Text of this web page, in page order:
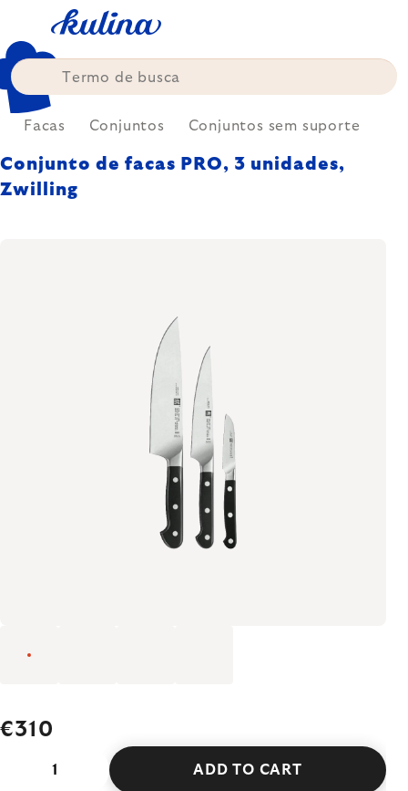
content
Facas Conjuntos Conjuntos sem suporte
Conjunto de facas PRO, 3 unidades,
Zwilling
€310
ADD TO CART